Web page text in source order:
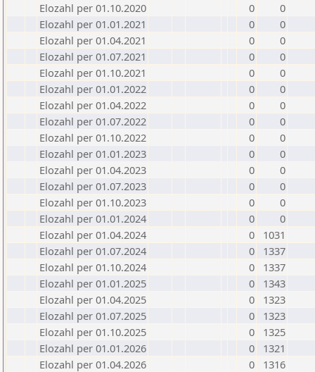
Elozahl per 01.10.2020
0
0
Elozahl per 01.01.2021
0
0
Elozahl per 01.04.2021
0
0
Elozahl per 01.07.2021
0
0
Elozahl per 01.10.2021
0
0
Elozahl per 01.01.2022
0
0
Elozahl per 01.04.2022
0
0
Elozahl per 01.07.2022
0
0
Elozahl per 01.10.2022
0
0
Elozahl per 01.01.2023
0
0
Elozahl per 01.04.2023
0
0
Elozahl per 01.07.2023
0
0
Elozahl per 01.10.2023
0
0
Elozahl per 01.01.2024
0
0
Elozahl per 01.04.2024
0
1031
Elozahl per 01.07.2024
0
1337
Elozahl per 01.10.2024
0
1337
Elozahl per 01.01.2025
0
1343
Elozahl per 01.04.2025
0
1323
Elozahl per 01.07.2025
0
1323
Elozahl per 01.10.2025
0
1325
Elozahl per 01.01.2026
0
1321
Elozahl per 01.04.2026
0
1316